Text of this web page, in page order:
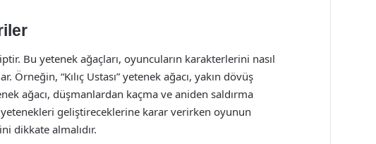
Bu yetenek ağaçları, oyuncuların karakterlerini nasıl
“Kılıç Ustası” yetenek ağacı, yakın dövüş
ağacı, düşmanlardan kaçma ve aniden saldırma
geliştireceklerine karar verirken oyunun
dikkate almalıdır.